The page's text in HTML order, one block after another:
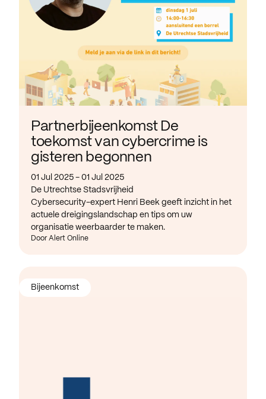
Partnerbijeenkomst De
toekomst van cybercrime is
gisteren begonnen
01 Jul 2025 - 01 Jul 2025
De Utrechtse Stadsvrijheid
Cybersecurity-expert Henri Beek geeft inzicht in het
actuele dreigingslandschap en tips om uw
organisatie weerbaarder te maken.
Door Alert Online
Bijeenkomst